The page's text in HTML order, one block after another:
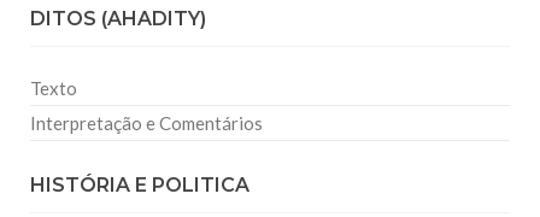
DITOS (AHADITY)
Texto
Interpretação e Comentários
HISTÓRIA E POLITICA